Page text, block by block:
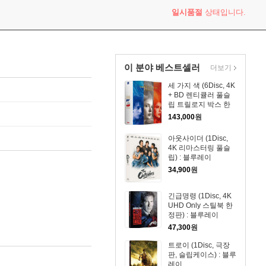
일시품절 상태입니다.
이 분야 베스트셀러
세 가지 색 (6Disc, 4K
+ BD 렌티큘러 풀슬
립 트릴로지 박스 한
정판) : 블루레이
143,000원
아웃사이더 (1Disc,
4K 리마스터링 풀슬
립) : 블루레이
34,900원
긴급명령 (1Disc, 4K
UHD Only 스틸북 한
정판) : 블루레이
47,300원
트로이 (1Disc, 극장
판, 슬립케이스) : 블루
레이
더보기